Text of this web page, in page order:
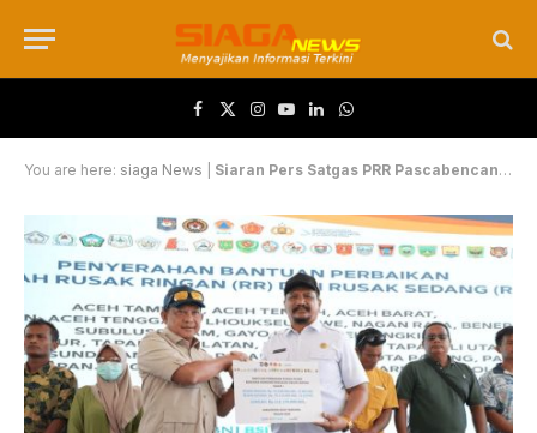
Facebook
X (Twitter)
Instagram
YouTube
LinkedInWhatsApp
You are here: siaga News Siaran Pers Satgas PRR Pascabencana Sumatera : Lebih dari Rp500 Miliar Tersalurkan untuk Perbaikan Rumah Penyintas Bencana Sumatera